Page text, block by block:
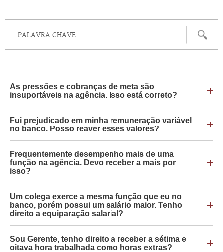
As pressões e cobranças de meta são
insuportáveis na agência. Isso está correto?
Fui prejudicado em minha remuneração variável
no banco. Posso reaver esses valores?
Frequentemente desempenho mais de uma
função na agência. Devo receber a mais por
isso?
Um colega exerce a mesma função que eu no
banco, porém possui um salário maior. Tenho
direito a equiparação salarial?
Sou Gerente, tenho direito a receber a sétima e
oitava hora trabalhada como horas extras?